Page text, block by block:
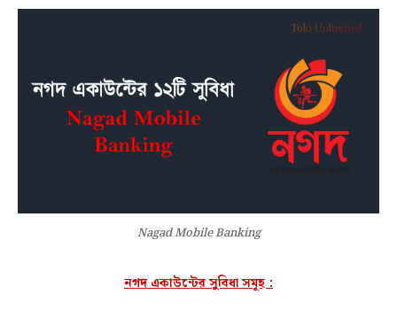
Nagad Mobile Banking
নগদ একাউন্টের সুবিধা সমূহ :